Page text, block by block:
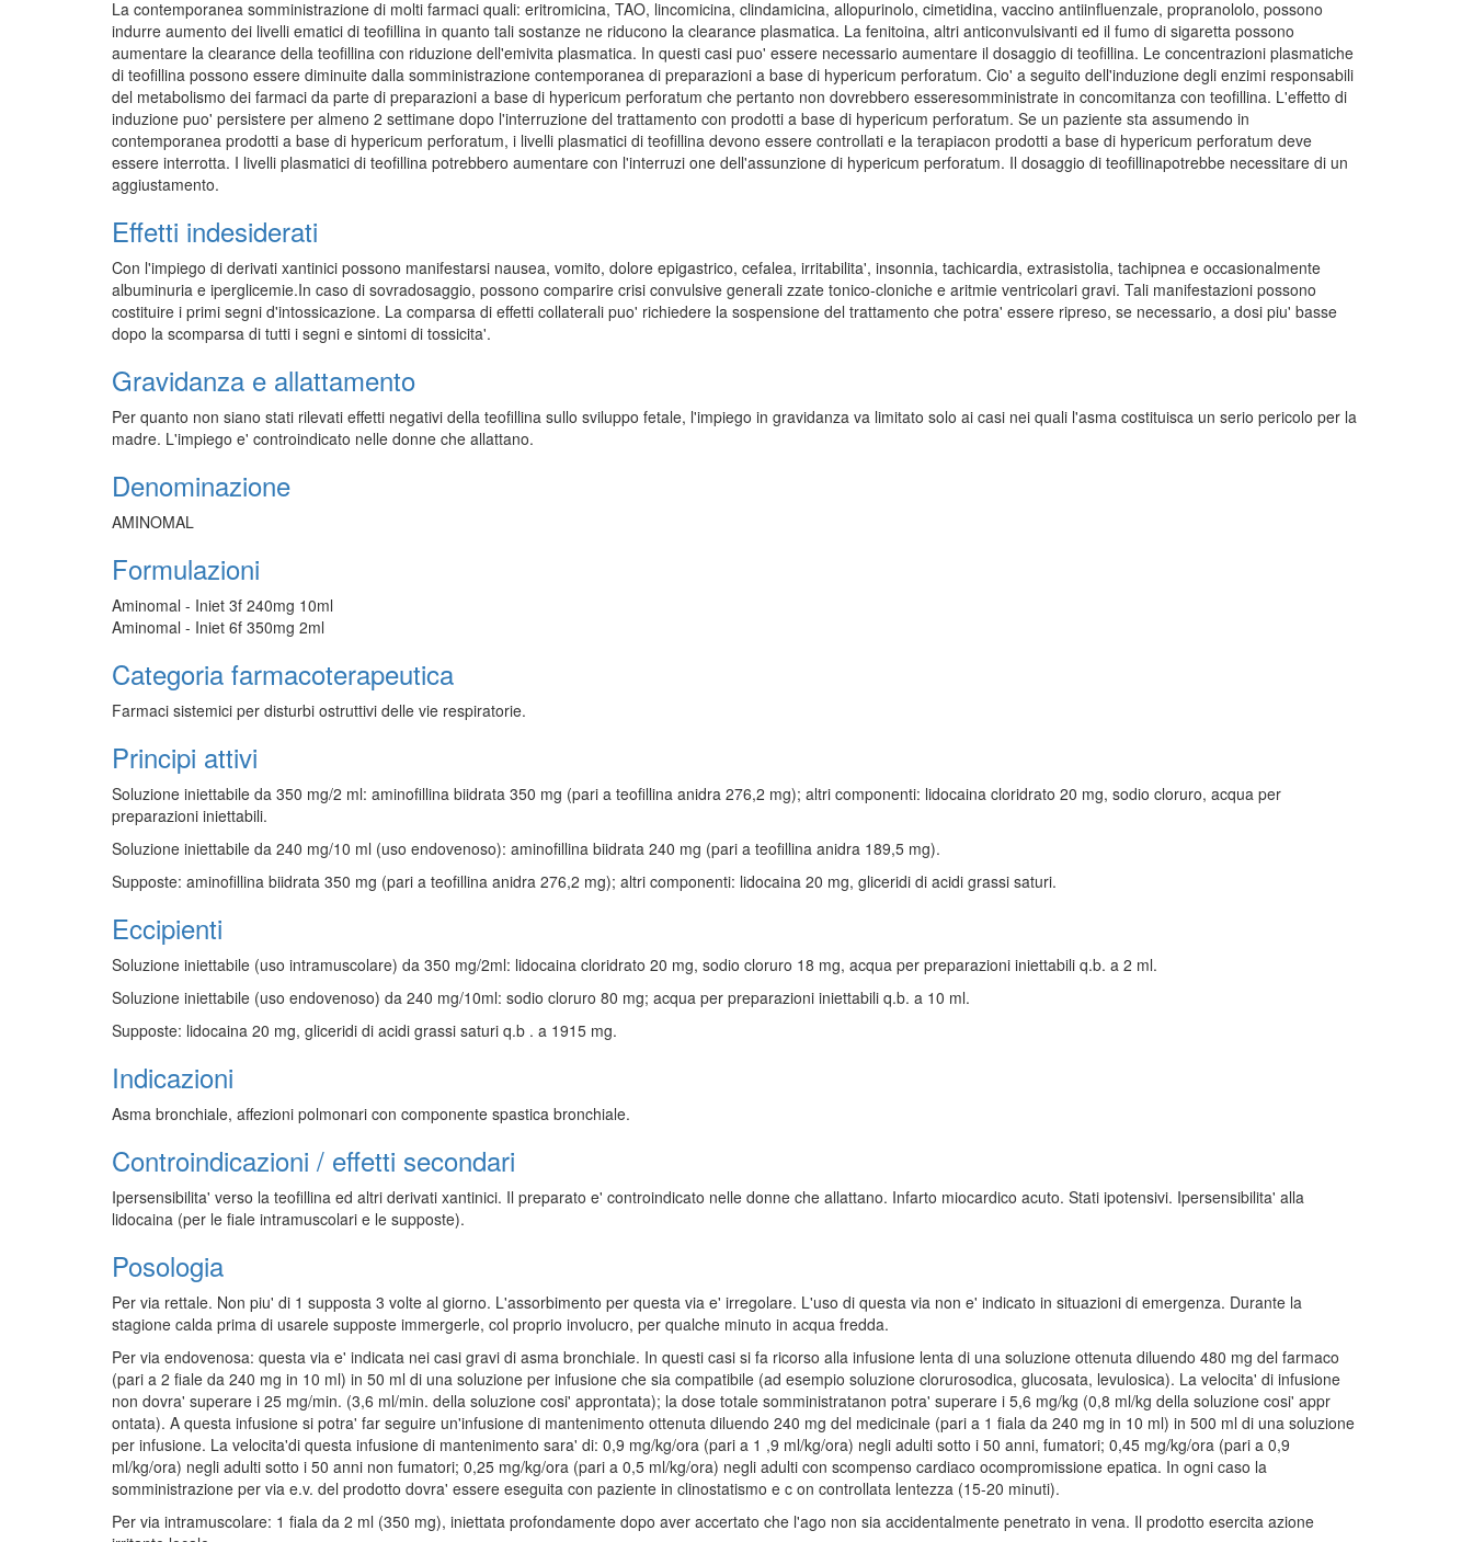
La contemporanea somministrazione di molti farmaci quali: eritromicina, TAO, lincomicina, clindamicina, allopurinolo, cimetidina, vaccino antiinfluenzale, propranololo, possono
indurre aumento dei livelli ematici di teofillina in quanto tali sostanze ne riducono la clearance plasmatica. La fenitoina, altri anticonvulsivanti ed il fumo di sigaretta possono
aumentare la clearance della teofillina con riduzione dell'emivita plasmatica. In questi casi puo' essere necessario aumentare il dosaggio di teofillina. Le concentrazioni plasmatiche
di teofillina possono essere diminuite dalla somministrazione contemporanea di preparazioni a base di hypericum perforatum. Cio' a seguito dell'induzione degli enzimi responsabili
del metabolismo dei farmaci da parte di preparazioni a base di hypericum perforatum che pertanto non dovrebbero esseresomministrate in concomitanza con teofillina. L'effetto di
induzione puo' persistere per almeno 2 settimane dopo l'interruzione del trattamento con prodotti a base di hypericum perforatum. Se un paziente sta assumendo in
contemporanea prodotti a base di hypericum perforatum, i livelli plasmatici di teofillina devono essere controllati e la terapiacon prodotti a base di hypericum perforatum deve
essere interrotta. I livelli plasmatici di teofillina potrebbero aumentare con l'interruzi one dell'assunzione di hypericum perforatum. Il dosaggio di teofillinapotrebbe necessitare di un
aggiustamento.
Effetti indesiderati
Con l'impiego di derivati xantinici possono manifestarsi nausea, vomito, dolore epigastrico, cefalea, irritabilita', insonnia, tachicardia, extrasistolia, tachipnea e occasionalmente
albuminuria e iperglicemie.In caso di sovradosaggio, possono comparire crisi convulsive generali zzate tonico-cloniche e aritmie ventricolari gravi. Tali manifestazioni possono
costituire i primi segni d'intossicazione. La comparsa di effetti collaterali puo' richiedere la sospensione del trattamento che potra' essere ripreso, se necessario, a dosi piu' basse
dopo la scomparsa di tutti i segni e sintomi di tossicita'.
Gravidanza e allattamento
Per quanto non siano stati rilevati effetti negativi della teofillina sullo sviluppo fetale, l'impiego in gravidanza va limitato solo ai casi nei quali l'asma costituisca un serio pericolo per la
madre. L'impiego e' controindicato nelle donne che allattano.
Denominazione
AMINOMAL
Formulazioni
Aminomal - Iniet 3f 240mg 10ml
Aminomal - Iniet 6f 350mg 2ml
Categoria farmacoterapeutica
Farmaci sistemici per disturbi ostruttivi delle vie respiratorie.
Principi attivi
Soluzione iniettabile da 350 mg/2 ml: aminofillina biidrata 350 mg (pari a teofillina anidra 276,2 mg); altri componenti: lidocaina cloridrato 20 mg, sodio cloruro, acqua per
preparazioni iniettabili.
Soluzione iniettabile da 240 mg/10 ml (uso endovenoso): aminofillina biidrata 240 mg (pari a teofillina anidra 189,5 mg).
Supposte: aminofillina biidrata 350 mg (pari a teofillina anidra 276,2 mg); altri componenti: lidocaina 20 mg, gliceridi di acidi grassi saturi.
Eccipienti
Soluzione iniettabile (uso intramuscolare) da 350 mg/2ml: lidocaina cloridrato 20 mg, sodio cloruro 18 mg, acqua per preparazioni iniettabili q.b. a 2 ml.
Soluzione iniettabile (uso endovenoso) da 240 mg/10ml: sodio cloruro 80 mg; acqua per preparazioni iniettabili q.b. a 10 ml.
Supposte: lidocaina 20 mg, gliceridi di acidi grassi saturi q.b . a 1915 mg.
Indicazioni
Asma bronchiale, affezioni polmonari con componente spastica bronchiale.
Controindicazioni / effetti secondari
Ipersensibilita' verso la teofillina ed altri derivati xantinici. Il preparato e' controindicato nelle donne che allattano. Infarto miocardico acuto. Stati ipotensivi. Ipersensibilita' alla
lidocaina (per le fiale intramuscolari e le supposte).
Posologia
Per via rettale. Non piu' di 1 supposta 3 volte al giorno. L'assorbimento per questa via e' irregolare. L'uso di questa via non e' indicato in situazioni di emergenza. Durante la
stagione calda prima di usarele supposte immergerle, col proprio involucro, per qualche minuto in acqua fredda.
Per via endovenosa: questa via e' indicata nei casi gravi di asma bronchiale. In questi casi si fa ricorso alla infusione lenta di una soluzione ottenuta diluendo 480 mg del farmaco
(pari a 2 fiale da 240 mg in 10 ml) in 50 ml di una soluzione per infusione che sia compatibile (ad esempio soluzione clorurosodica, glucosata, levulosica). La velocita' di infusione
non dovra' superare i 25 mg/min. (3,6 ml/min. della soluzione cosi' approntata); la dose totale somministratanon potra' superare i 5,6 mg/kg (0,8 ml/kg della soluzione cosi' appr
ontata). A questa infusione si potra' far seguire un'infusione di mantenimento ottenuta diluendo 240 mg del medicinale (pari a 1 fiala da 240 mg in 10 ml) in 500 ml di una soluzione
per infusione. La velocita'di questa infusione di mantenimento sara' di: 0,9 mg/kg/ora (pari a 1 ,9 ml/kg/ora) negli adulti sotto i 50 anni, fumatori; 0,45 mg/kg/ora (pari a 0,9
ml/kg/ora) negli adulti sotto i 50 anni non fumatori; 0,25 mg/kg/ora (pari a 0,5 ml/kg/ora) negli adulti con scompenso cardiaco ocompromissione epatica. In ogni caso la
somministrazione per via e.v. del prodotto dovra' essere eseguita con paziente in clinostatismo e c on controllata lentezza (15-20 minuti).
Per via intramuscolare: 1 fiala da 2 ml (350 mg), iniettata profondamente dopo aver accertato che l'ago non sia accidentalmente penetrato in vena. Il prodotto esercita azione